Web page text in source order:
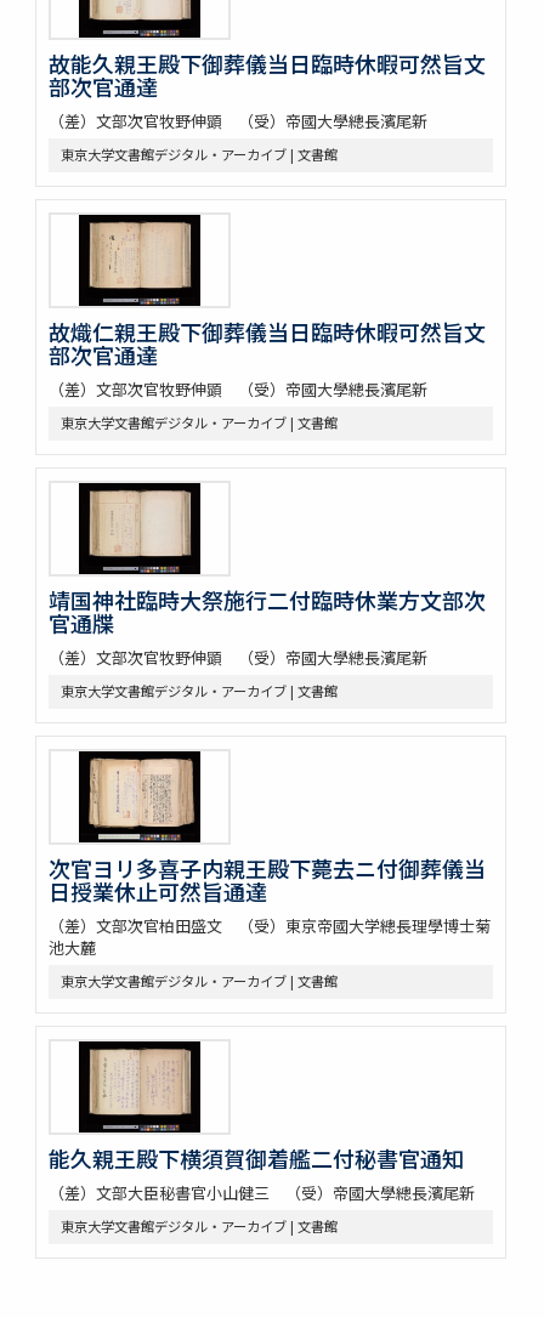
故能久親王殿下御葬儀当日臨時休暇可然旨文
部次官通達
（差）文部次官牧野伸顕 （受）帝國大學總長濱尾新
東京大学文書館デジタル・アーカイブ | 文書館
故熾仁親王殿下御葬儀当日臨時休暇可然旨文
部次官通達
（差）文部次官牧野伸顕 （受）帝國大學總長濱尾新
東京大学文書館デジタル・アーカイブ | 文書館
靖国神社臨時大祭施行二付臨時休業方文部次
官通牒
（差）文部次官牧野伸顕 （受）帝國大學總長濱尾新
東京大学文書館デジタル・アーカイブ | 文書館
次官ヨリ多喜子内親王殿下薨去ニ付御葬儀当
日授業休止可然旨通達
（差）文部次官柏田盛文 （受）東京帝國大学總長理學博士菊
池大麓
東京大学文書館デジタル・アーカイブ | 文書館
能久親王殿下横須賀御着艦二付秘書官通知
（差）文部大臣秘書官小山健三 （受）帝國大學總長濱尾新
東京大学文書館デジタル・アーカイブ | 文書館